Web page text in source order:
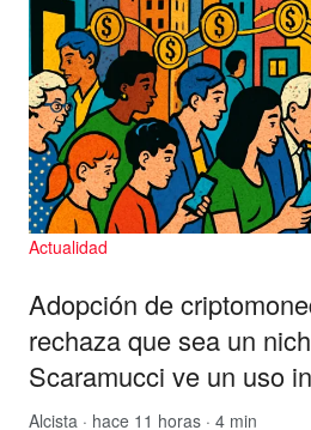
Actualidad
Adopción de
rechaza que sea un
Scaramucci ve un uso
Alcista · hace 11 horas · 4 min